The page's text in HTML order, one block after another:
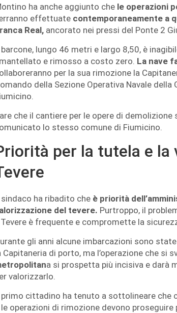
ha anche aggiunto che le operazioni
effettuate contemporaneamente a
Real, ancorato nei pressi del Ponte 2
barcone, lungo 46 metri e largo 8,50, è
e rimosso a costo zero. La nave
per la sua rimozione la
della Sezione Operativa Navale della
che il cantiere per le opere di
lo stesso comune di Fiumicino.
per la tutela e la
sindaco ha ribadito che è priorità
del tevere. Purtroppo, il
è frequente e compromette la
gli anni alcune imbarcazioni sono
Capitaneria di porto, ma l’operazione che si
a si prospetta più incisiva e darà
valorizzarlo.
primo cittadino ha tenuto a sottolineare che
le operazioni di rimozione devono proseguire